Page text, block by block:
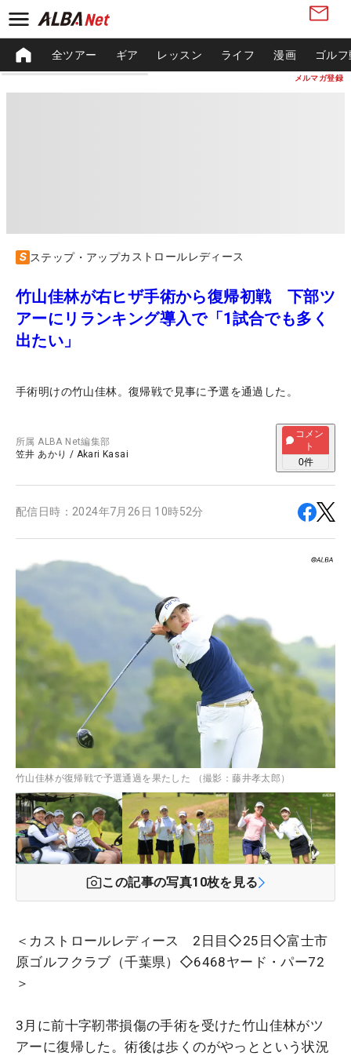
メルマガ登録
全ツアー ギア レッスン ライフ 漫画 ゴル
ステップ・アップカストロールレディース
竹山佳林が右ヒザ手術から復帰初戦 下部ツ
アーにリランキング導入で「1試合でも多く
出たい」
手術明けの竹山佳林。復帰戦で見事に予選を通過した。
所属ALBA Net編集部
笠井 あかり / Akari Kasai
コメン
ト
0件
配信日時： 2024年7月26日 10時52分
竹山佳林が復帰戦で予選通過を果たした （撮影：藤井孝太郎）
この記事の写真10枚を見る
＜カストロールレディース 2日目◇25日◇富士市
原ゴルフクラブ（千葉県）◇6468ヤード・パー72
＞
3月に前十字靭帯損傷の手術を受けた竹山佳林がツ
アーに復帰した。術後は歩くのがやっとという状況